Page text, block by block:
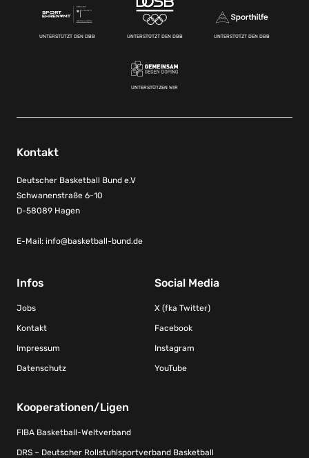
UNTERSTÜTZT DEN DBB UNTERSTÜTZT DEN DBB UNTERSTÜTZT DEN DBB
UNTERSTÜTZEN WIR
Kontakt
Deutscher Basketball Bund e.V
Schwanenstraße 6-10
D-58089 Hagen
E-Mail: info@basketball-bund.de
Infos
Jobs
Kontakt
Impressum
Datenschutz
Social Media
X (fka Twitter)
Facebook
Instagram
YouTube
Kooperationen/Ligen
FIBA Basketball-Weltverband
DRS – Deutscher Rollstuhlsportverband Basketball